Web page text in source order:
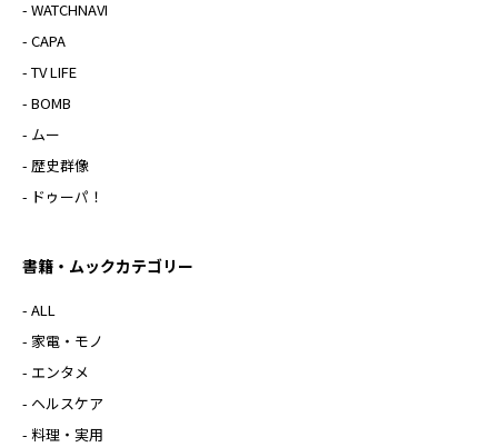
- WATCHNAVI
- CAPA
- TV LIFE
- BOMB
- ムー
- 歴史群像
- ドゥーパ！
書籍・ムックカテゴリー
- ALL
- 家電・モノ
- エンタメ
- ヘルスケア
- 料理・実用